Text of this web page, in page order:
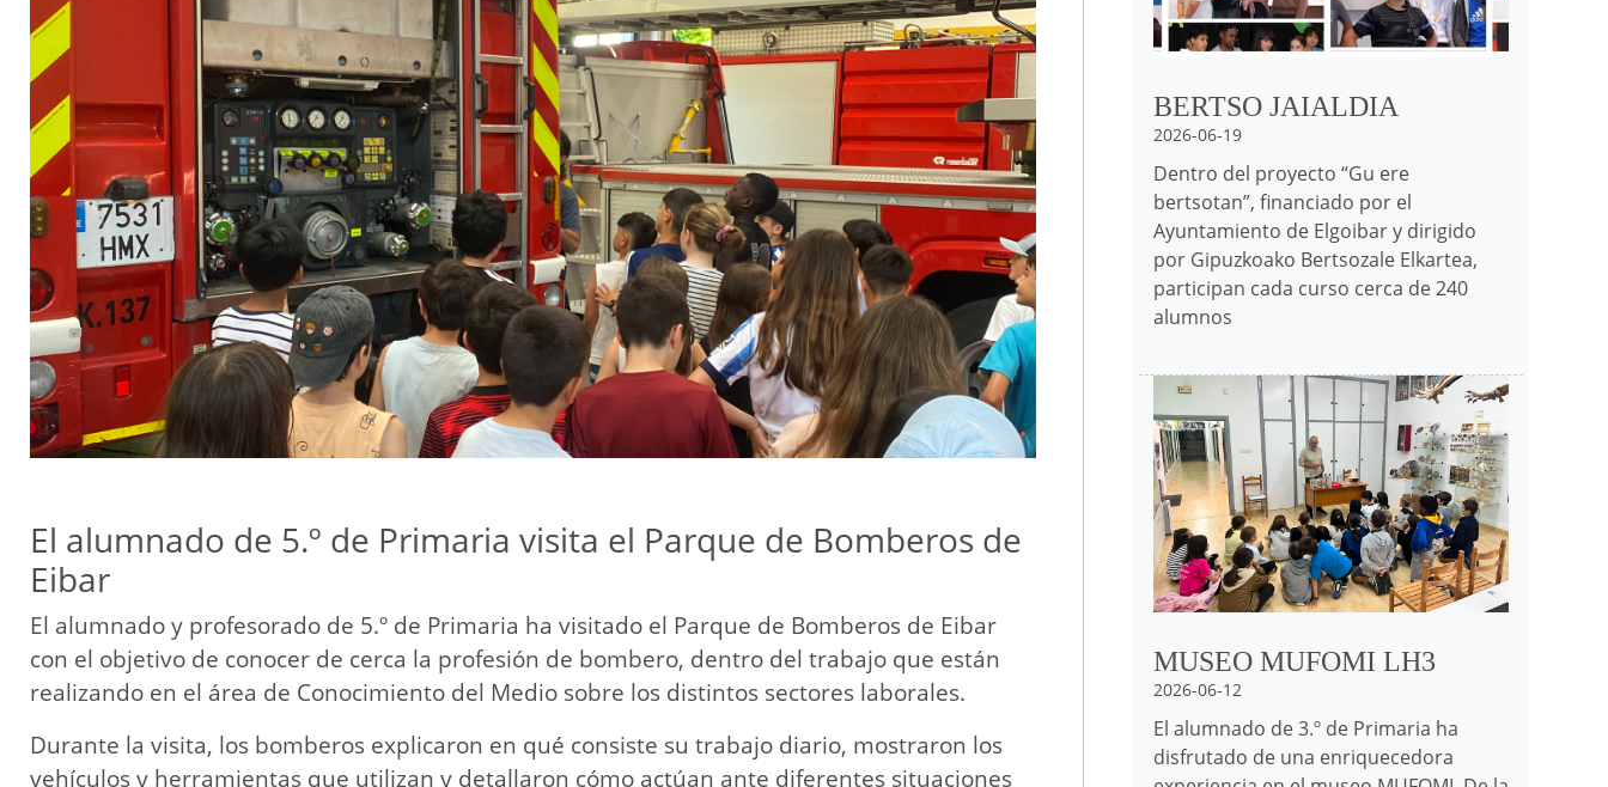
El alumnado de 5.º de Primaria visita el Parque de Bomberos de
Eibar
El alumnado y profesorado de 5.º de Primaria ha visitado el Parque de Bomberos de Eibar
con el objetivo de conocer de cerca la profesión de bombero, dentro del trabajo que están
realizando en el área de Conocimiento del Medio sobre los distintos sectores laborales.
Durante la visita, los bomberos explicaron en qué consiste su trabajo diario, mostraron los
vehículos y herramientas que utilizan y detallaron cómo actúan ante diferentes situaciones
BERTSO JAIALDIA
2026-06-19
Dentro del proyecto “Gu ere
bertsotan”, financiado por el
Ayuntamiento de Elgoibar y dirigido
por Gipuzkoako Bertsozale Elkartea,
participan cada curso cerca de 240
alumnos
Irudia
MUSEO MUFOMI LH3
2026-06-12
El alumnado de 3.º de Primaria ha
disfrutado de una enriquecedora